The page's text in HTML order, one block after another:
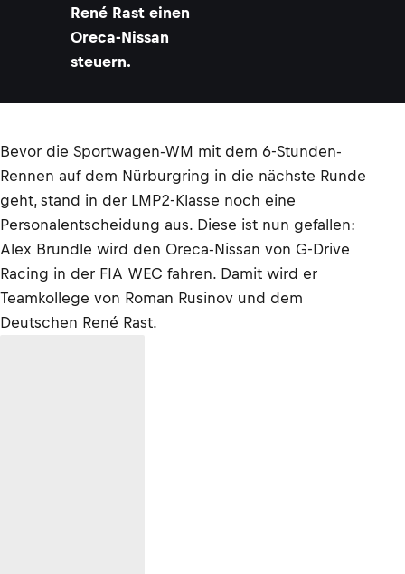
René Rast einen
Oreca-Nissan
steuern.
Bevor die Sportwagen-WM mit dem 6-Stunden-
Rennen auf dem Nürburgring in die nächste Runde
geht, stand in der LMP2-Klasse noch eine
Personalentscheidung aus. Diese ist nun gefallen:
Alex Brundle wird den Oreca-Nissan von G-Drive
Racing in der FIA WEC fahren. Damit wird er
Teamkollege von Roman Rusinov und dem
Deutschen René Rast.